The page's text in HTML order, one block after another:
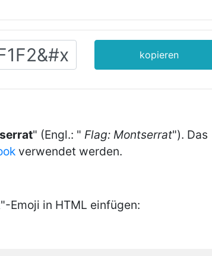
kopieren
" (Engl.: " Flag: Montserrat"). Das
verwendet werden.
Emoji in HTML einfügen: